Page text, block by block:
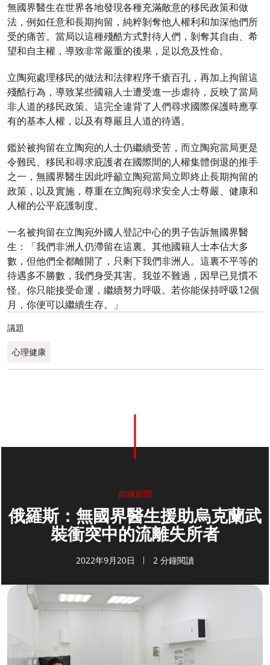
無國界醫生在世界各地發現各種充滿敵意的移民政策和做
法，例如任意和長期拘留，純粹剝奪他人權利和加深他們所
受的痛苦。當局以這種殘酷方式對待人們，剝奪其自由、希
望和自主權，導致非常嚴重的後果，足以危及性命。
立陶宛處理移民的做法和法律程序千瘡百孔，再加上拘留這
殘酷行為，導致某些國籍人士遭受進一步虐待，反映了當局
非人道的移民政策。這完全違背了人們尋求國際保護時應享
有的基本人權，以及有尊嚴且人道的待遇。
鑑於被拘留在立陶宛的人士仍繼續受苦，而立陶宛當局更是
令難民、移民和尋求庇護者在國際間的人權集體倒退的推手
之一，無國界醫生因此呼籲立陶宛當局立即終止長期拘留的
政策，以及實施，尊重在立陶宛尋求安全人士尊嚴、健康和
人權的公平庇護制度。
一名被拘留在立陶宛外國人登記中心的男子告訴無國界醫
生：「我們非洲人仍滯留在這裏。其他國籍人士本佔大多
數，但他們全都離開了，只剩下我們非洲人。這裏不平等的
待遇多不勝數，我們身受其害。我並不難過，因早已見慣不
怪。你只能接受命運，繼續努力呼吸。若你能保持呼吸12個
月，你便可以繼續生存。」
議題
心理健康
前線新聞
俄羅斯：無國界醫生援助烏克蘭武
裝衝突中的流離失所者
2022年9月20日 2 分鐘閱讀